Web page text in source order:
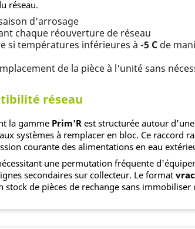
réseau.
d'arrosage
chaque réouverture de réseau
si températures inférieures à -5 Cde
de la pièce à l'unité sans
réseau
la gamme Prim'R est structurée autour
systèmes à remplacer en bloc. Ce
courante des alimentations en eau
une permutation fréquente
secondaires sur collecteur. Le format
de pièces de rechange sans